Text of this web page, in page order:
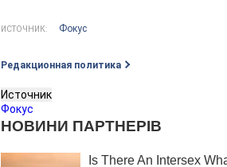
ИСТОЧНИК: Фокус
Редакционная политика
Источник
Фокус